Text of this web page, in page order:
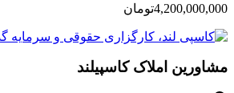
4,200,000,000تومان
مشاورین املاک کاسپیلند